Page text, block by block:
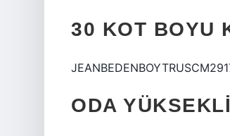
30 KOT BOYU
ODA